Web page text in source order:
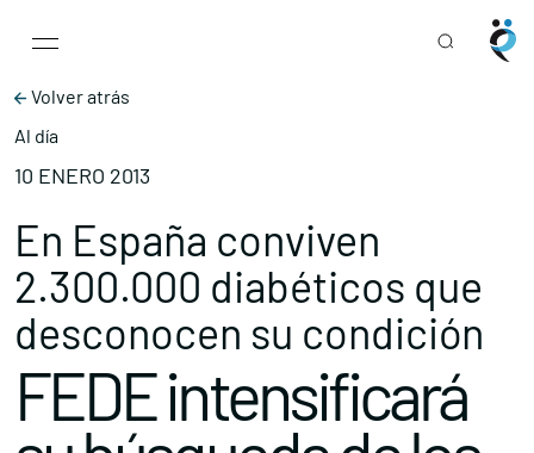
Main Navigation
Volver atrás
Al día
10 ENERO 2013
En España conviven
2.300.000 diabéticos que
desconocen su condición
FEDE intensificará